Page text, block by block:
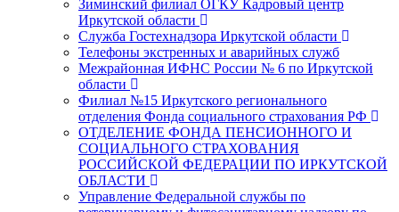
Зиминский филиал ОГКУ Кадровый центр
Иркутской области
Служба Гостехнадзора Иркутской области
Телефоны экстренных и аварийных служб
Межрайонная ИФНС России № 6 по Иркутской
области
Филиал №15 Иркутского регионального
отделения Фонда социального страхования РФ
ОТДЕЛЕНИЕ ФОНДА ПЕНСИОННОГО И
СОЦИАЛЬНОГО СТРАХОВАНИЯ
РОССИЙСКОЙ ФЕДЕРАЦИИ ПО ИРКУТСКОЙ
ОБЛАСТИ
Управление Федеральной службы по